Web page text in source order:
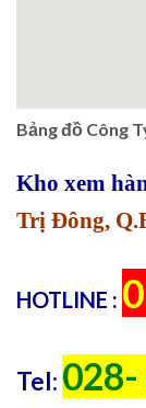
Bảng đồ Công
Kho xem
Trị Đông,
HOTLINE :
Tel: 028-